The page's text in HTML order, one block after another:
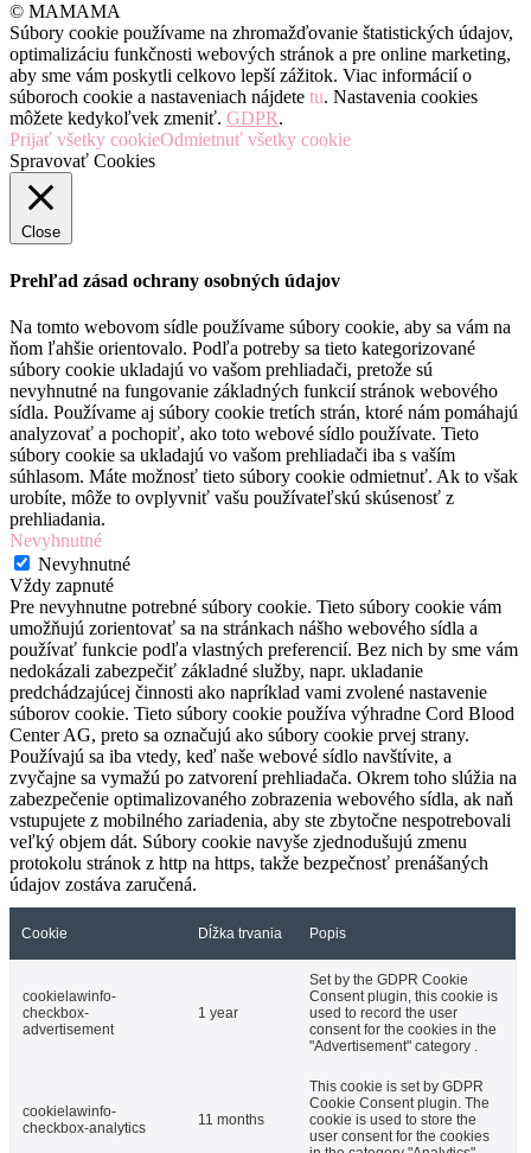
© MAMAMA
Súbory cookie používame na zhromažďovanie štatistických údajov,
optimalizáciu funkčnosti webových stránok a pre online marketing,
aby sme vám poskytli celkovo lepší zážitok. Viac informácií o
súboroch cookie a nastaveniach nájdete tu. Nastavenia cookies
môžete kedykoľvek zmeniť. GDPR.
Prijať všetky cookieOdmietnuť všetky cookie
Spravovať Cookies
Close
Prehľad zásad ochrany osobných údajov
Na tomto webovom sídle používame súbory cookie, aby sa vám na
ňom ľahšie orientovalo. Podľa potreby sa tieto kategorizované
súbory cookie ukladajú vo vašom prehliadači, pretože sú
nevyhnutné na fungovanie základných funkcií stránok webového
sídla. Používame aj súbory cookie tretích strán, ktoré nám pomáhajú
analyzovať a pochopiť, ako toto webové sídlo používate. Tieto
súbory cookie sa ukladajú vo vašom prehliadači iba s vaším
súhlasom. Máte možnosť tieto súbory cookie odmietnuť. Ak to však
urobíte, môže to ovplyvniť vašu používateľskú skúsenosť z
prehliadania.
Nevyhnutné
Nevyhnutné
Vždy zapnuté
Pre nevyhnutne potrebné súbory cookie. Tieto súbory cookie vám
umožňujú zorientovať sa na stránkach nášho webového sídla a
používať funkcie podľa vlastných preferencií. Bez nich by sme vám
nedokázali zabezpečiť základné služby, napr. ukladanie
predchádzajúcej činnosti ako napríklad vami zvolené nastavenie
súborov cookie. Tieto súbory cookie používa výhradne Cord Blood
Center AG, preto sa označujú ako súbory cookie prvej strany.
Používajú sa iba vtedy, keď naše webové sídlo navštívite, a
zvyčajne sa vymažú po zatvorení prehliadača. Okrem toho slúžia na
zabezpečenie optimalizovaného zobrazenia webového sídla, ak naň
vstupujete z mobilného zariadenia, aby ste zbytočne nespotrebovali
veľký objem dát. Súbory cookie navyše zjednodušujú zmenu
protokolu stránok z http na https, takže bezpečnosť prenášaných
údajov zostáva zaručená.
Cookie Dĺžka trvania Popis
cookielawinfo-
checkbox-
advertisement
1 year
Set by the GDPR Cookie
Consent plugin, this cookie is
used to record the user
consent for the cookies in the
"Advertisement" category .
cookielawinfo-
checkbox-analytics
11 months
This cookie is set by GDPR
Cookie Consent plugin. The
cookie is used to store the
user consent for the cookies